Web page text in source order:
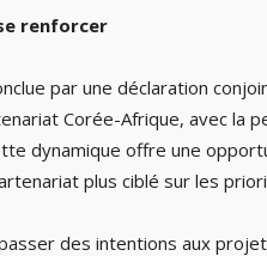
renforcer
par une déclaration
Corée-Afrique, avec la
dynamique offre une
plus ciblé sur les
des intentions aux